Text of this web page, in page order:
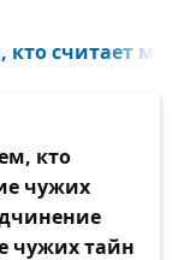
считает
кто
чужих
чужих тайн